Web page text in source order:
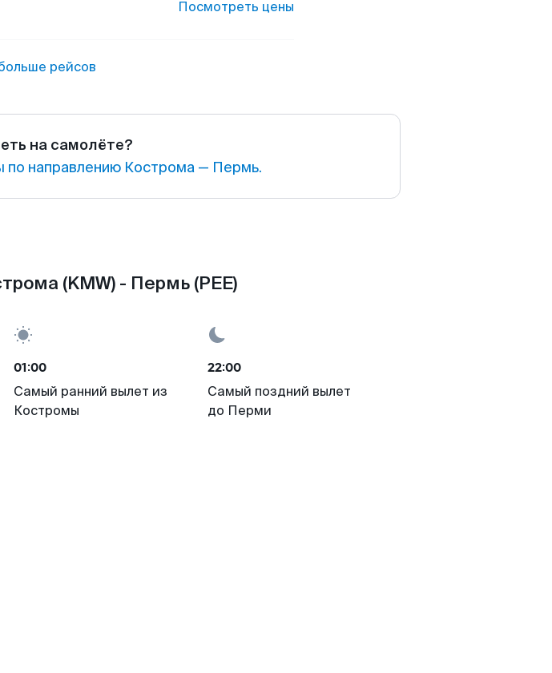
Посмотреть цены
рейсов
на самолёте?
направлению Кострома — Пермь.
(KMW) - Пермь (PEE)
01:00
Самый ранний вылет из
Костромы
22:00
Самый поздний вылет
до Перми